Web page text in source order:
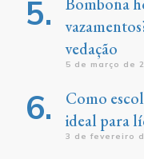
vedação
5 de março de
Como
ideal para
3 de fevereiro